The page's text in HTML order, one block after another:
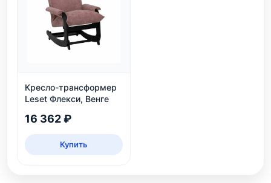
Кресло-трансформер
Leset Флекси, Венге
16 362 ₽
Купить